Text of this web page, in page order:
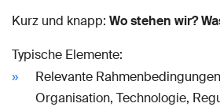
Kurz und knapp: Wo stehen wir?
Typische Elemente:
Relevante
Organisation, Technologie,